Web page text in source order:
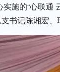
施的“心联
书记陈湘宏、